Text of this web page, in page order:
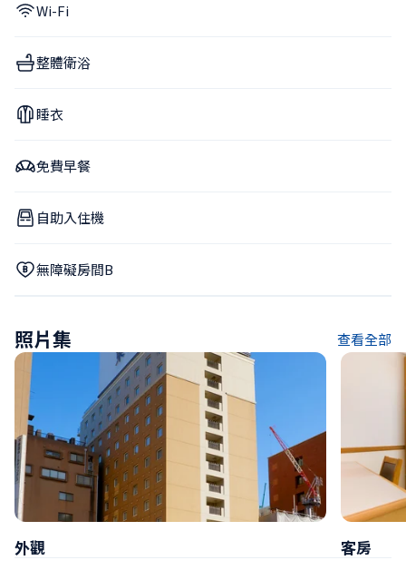
Wi-Fi
整體衛浴
睡衣
免費早餐
自助入住機
無障礙房間B
照片集 查看全部
外觀 客房